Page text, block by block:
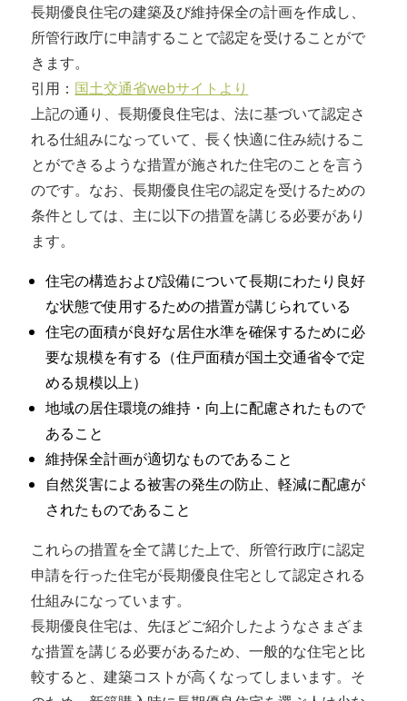
長期優良住宅の建築及び維持保全の計画を作成し、
所管行政庁に申請することで認定を受けることがで
きます。
引用： 国土交通省webサイトより
上記の通り、長期優良住宅は、法に基づいて認定さ
れる仕組みになっていて、長く快適に住み続けるこ
とができるような措置が施された住宅のことを言う
のです。なお、長期優良住宅の認定を受けるための
条件としては、主に以下の措置を講じる必要があり
ます。
住宅の構造および設備について長期にわたり良好
な状態で使用するための措置が講じられている
住宅の面積が良好な居住水準を確保するために必
要な規模を有する（住戸面積が国土交通省令で定
める規模以上）
地域の居住環境の維持・向上に配慮されたもので
あること
維持保全計画が適切なものであること
自然災害による被害の発生の防止、軽減に配慮が
されたものであること
これらの措置を全て講じた上で、所管行政庁に認定
申請を行った住宅が長期優良住宅として認定される
仕組みになっています。
長期優良住宅は、先ほどご紹介したようなさまざま
な措置を講じる必要があるため、一般的な住宅と比
較すると、建築コストが高くなってしまいます。そ